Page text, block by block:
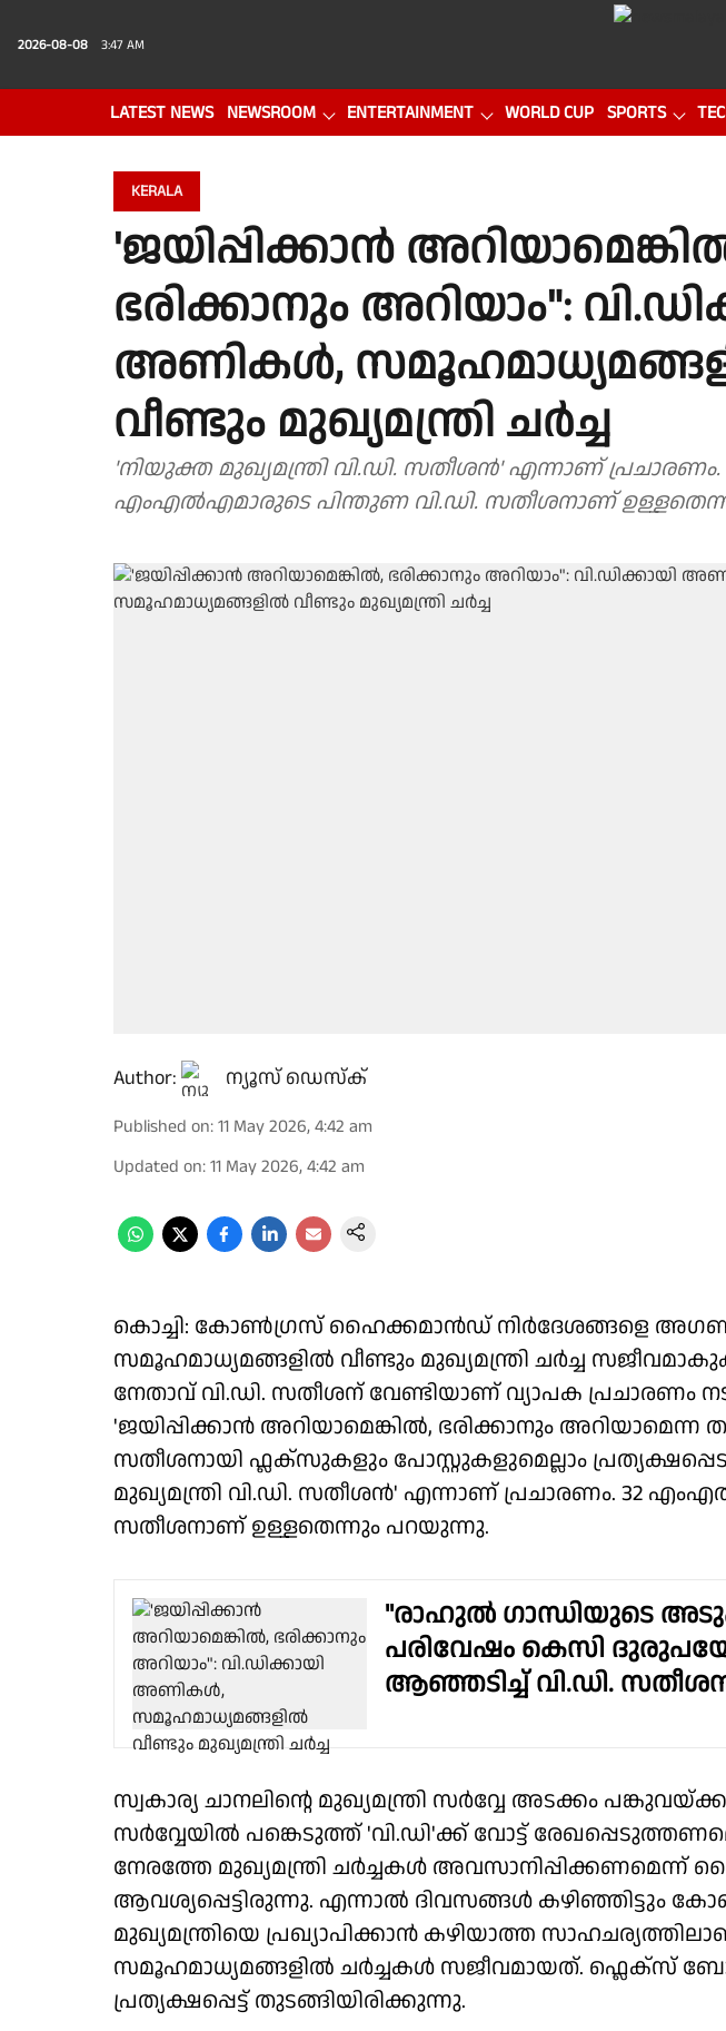
2026-08-08 3:47 AM
LATEST NEWS NEWSROOM ENTERTAINMENT WORLD CUP SPORTS
KERALA
'ജയിപ്പിക്കാൻ
ഭരിക്കാനും അറിയാം":
അണികൾ,
വീണ്ടും മുഖ്യമന്ത്രി ചർച്ച
'നിയുക്ത മുഖ്യമന്ത്രി വി.ഡി. സതീശൻ' എന്നാണ് പ്രചാരണം.
എംഎൽഎമാരുടെ പിന്തുണ വി.ഡി. സതീശനാണ്
Author: ന്യൂസ് ഡെസ്ക്
Published on:11 May 2026, 4:42 am
Updated on:11 May 2026, 4:42 am
കൊച്ചി: കോൺഗ്രസ് ഹൈക്കമാൻഡ് നിർദേശങ്ങളെ
സമൂഹമാധ്യമങ്ങളിൽ വീണ്ടും മുഖ്യമന്ത്രി ചർച്ച
നേതാവ് വി.ഡി. സതീശന് വേണ്ടിയാണ് വ്യാപക പ്രചാരണം
'ജയിപ്പിക്കാൻ അറിയാമെങ്കിൽ, ഭരിക്കാനും
സതീശനായി ഫ്ലക്സുകളും പോസ്റ്റുകളുമെല്ലാം
മുഖ്യമന്ത്രി വി.ഡി. സതീശൻ' എന്നാണ് പ്രചാരണം. 32
സതീശനാണ് ഉള്ളതെന്നും പറയുന്നു.
"രാഹുല്‍ ഗാന്ധിയുടെ
പരിവേഷം കെസി
ആഞ്ഞടിച്ച് വി.ഡി.
സ്വകാര്യ ചാനലിന്റെ മുഖ്യമന്ത്രി സർവ്വേ അടക്കം
സർവ്വേയിൽ പങ്കെടുത്ത് 'വി.ഡി'ക്ക് വോട്ട്
നേരത്തേ മുഖ്യമന്ത്രി ചർച്ചകൾ
ആവശ്യപ്പെട്ടിരുന്നു. എന്നാൽ ദിവസങ്ങൾ കഴിഞ്ഞിട്ടും
മുഖ്യമന്ത്രിയെ പ്രഖ്യാപിക്കാൻ കഴിയാത്ത
സമൂഹമാധ്യമങ്ങളിൽ ചർച്ചകൾ സജീവമായത്. ഫ്ലെക്സ്
പ്രത്യക്ഷപ്പെട്ട് തുടങ്ങിയിരിക്കുന്നു.